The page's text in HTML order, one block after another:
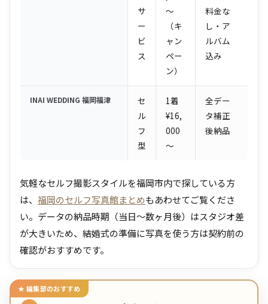
サ
ー
ビ
ス
〜
（キ
ャン
ペー
ン）
料金な
し・ア
ルバム
込み
INAI WEDDING 福岡福津
セ
ル
フ
型
1着
¥16,
000
〜
全デー
タ補正
後納品
気軽なセルフ撮影スタイルを福岡市内で探している方
は、 福岡のセルフ写真館まとめもあわせてご覧くださ
い。データの納品時期（当日〜数ヶ月後）はスタジオ差
が大きいため、結婚式の準備に写真を使う方は契約前の
確認がおすすめです。
★ 編集部のおすすめ